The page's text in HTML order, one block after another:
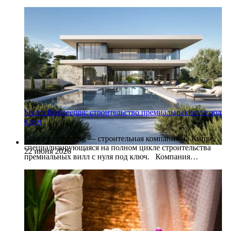
22 июня 2026
Shatro Engineering: строительство премиальных вилл под
ключ
Shatro Engineering — строительная компания на Кипре,
специализирующаяся на полном цикле строительства
премиальных вилл с нуля под ключ. Компания…